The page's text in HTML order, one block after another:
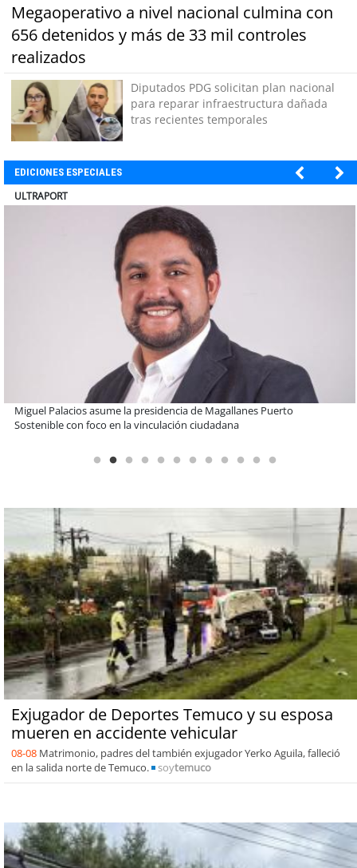
Megaoperativo a nivel nacional culmina con
656 detenidos y más de 33 mil controles
realizados
Diputados PDG solicitan plan nacional
para reparar infraestructura dañada
tras recientes temporales
EDICIONES ESPECIALES
BANCO DE CHILE
Educación y colaboración público-privada se toman La Araucanía:
encuentro reunió a líderes para abordar las brechas y oportunidades
Exjugador de Deportes Temuco y su esposa
mueren en accidente vehicular
08-08 Matrimonio, padres del también exjugador Yerko Aguila, falleció
en la salida norte de Temuco.
soytemuco